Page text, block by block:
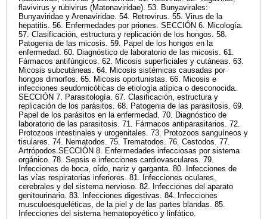
flavivirus y rubivirus (Matonaviridae). 53. Bunyavirales:
Bunyaviridae y Arenaviridae. 54. Retrovirus. 55. Virus de la
hepatitis. 56. Enfermedades por priones. SECCIÓN 6. Micología.
57. Clasificación, estructura y replicación de los hongos. 58.
Patogenia de las micosis. 59. Papel de los hongos en la
enfermedad. 60. Diagnóstico de laboratorio de las micosis. 61.
Fármacos antifúngicos. 62. Micosis superficiales y cutáneas. 63.
Micosis subcutáneas. 64. Micosis sistémicas causadas por
hongos dimorfos. 65. Micosis oportunistas. 66. Micosis e
infecciones seudomicóticas de etiología atípica o desconocida.
SECCIÓN 7. Parasitología. 67. Clasificación, estructura y
replicación de los parásitos. 68. Patogenia de las parasitosis. 69.
Papel de los parásitos en la enfermedad. 70. Diagnóstico de
laboratorio de las parasitosis. 71. Fármacos antiparasitarios. 72.
Protozoos intestinales y urogenitales. 73. Protozoos sanguíneos y
tisulares. 74. Nematodos. 75. Trematodos. 76. Cestodos. 77.
Artrópodos.SECCIÓN 8. Enfermedades infecciosas por sistema
orgánico. 78. Sepsis e infecciones cardiovasculares. 79.
Infecciones de boca, oído, nariz y garganta. 80. Infecciones de
las vías respiratorias inferiores. 81. Infecciones oculares,
cerebrales y del sistema nervioso. 82. Infecciones del aparato
genitourinario. 83. Infecciones digestivas. 84. Infecciones
musculoesqueléticas, de la piel y de las partes blandas. 85.
Infecciones del sistema hematopoyético y linfático.